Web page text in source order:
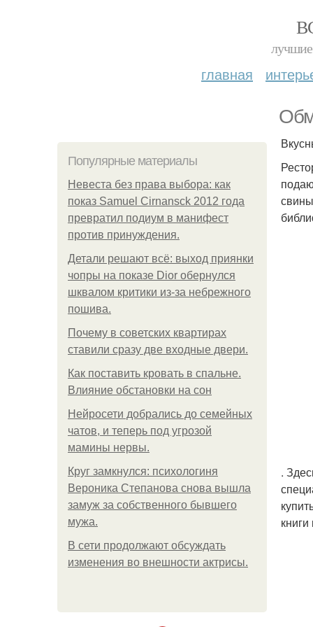
лучшие
главная
Популярные материалы
Невеста без права выбора: как
показ Samuel Cirnansck 2012 года
превратил подиум в манифест
против принуждения.
Детали решают всё: выход приянки
чопры на показе Dior обернулся
шквалом критики из-за небрежного
пошива.
Почему в советских квартирах
ставили сразу две входные двери.
Как поставить кровать в спальне.
Влияние обстановки на сон
Нейросети добрались до семейных
чатов, и теперь под угрозой
мамины нервы.
Круг замкнулся: психологиня
Вероника Степанова снова вышла
замуж за собственного бывшего
мужа.
В сети продолжают обсуждать
изменения во внешности актрисы.
.